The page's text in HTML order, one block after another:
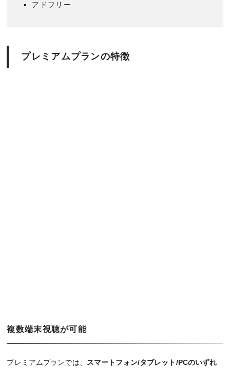
アドフリー
プレミアムプランの特徴
複数端末視聴が可能
プレミアムプランでは、 スマートフォン/タブレット/PCのいずれ